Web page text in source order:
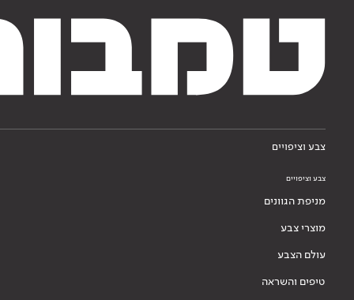
צבע וציפויים
צבע וציפויים
מניפת הגוונים
מוצרי צבע
עולם הצבע
טיפים והשראה